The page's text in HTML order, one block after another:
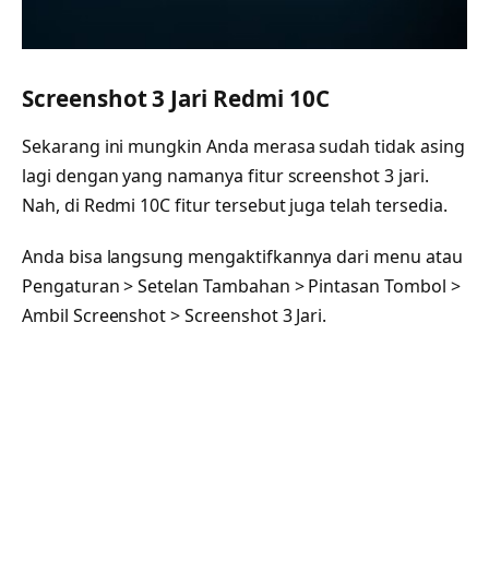
Screenshot 3 Jari Redmi 10C
Sekarang ini mungkin Anda merasa sudah tidak asing
lagi dengan yang namanya fitur screenshot 3 jari.
Nah, di Redmi 10C fitur tersebut juga telah tersedia.
Anda bisa langsung mengaktifkannya dari menu atau
Pengaturan > Setelan Tambahan > Pintasan Tombol >
Ambil Screenshot > Screenshot 3 Jari.